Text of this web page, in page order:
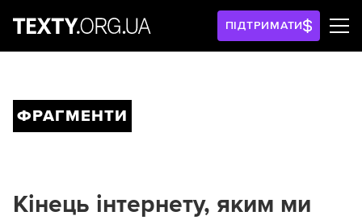
ПІДТРИМАТИ
ФРАГМЕНТИ
Кінець інтернету, яким ми